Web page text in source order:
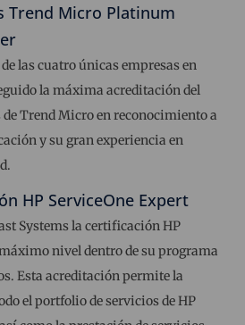
Trend Micro Platinum
las cuatro únicas empresas en
la máxima acreditación del
Trend Micro en reconocimiento a
y su gran experiencia en
HP ServiceOne Expert
Systems la certificación HP
nivel dentro de su programa
Esta acreditación permite la
el portfolio de servicios de HP